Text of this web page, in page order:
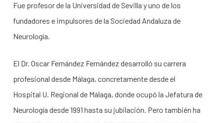
Fue profesor de la Universidad de Sevilla y uno de los
fundadores e impulsores de la Sociedad Andaluza de
Neurología.
El Dr. Oscar Fernández Fernández desarrolló su carrera
profesional desde Málaga, concretamente desde el
Hospital U. Regional de Málaga, donde ocupó la Jefatura de
Neurología desde 1991 hasta su jubilación. Pero también ha